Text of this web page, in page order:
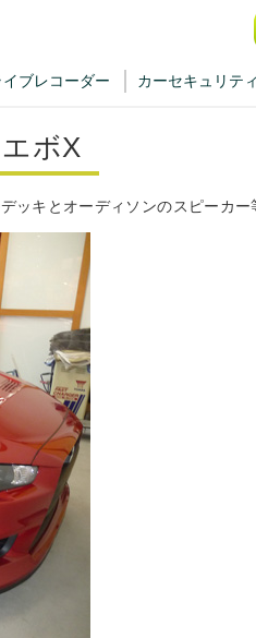
イブレコーダー カーセキュリティ
ボX
ッキとオーディソンのスピーカー